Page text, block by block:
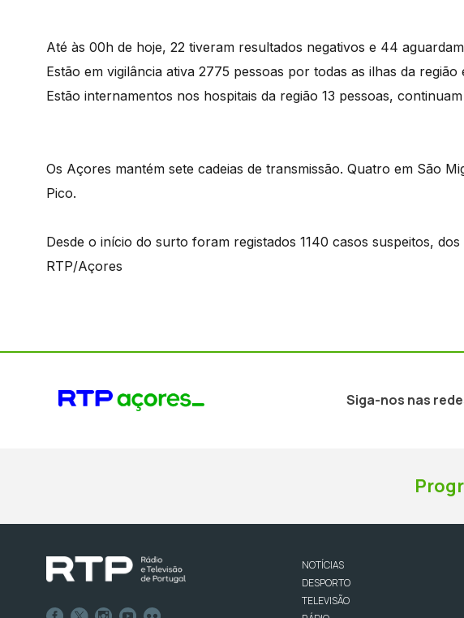
Até às 00h de hoje, 22 tiveram resultados negativos e 44
Estão em vigilância ativa 2775 pessoas por todas as ilhas da região
Estão internamentos nos hospitais da região 13 pessoas,
Os Açores mantém sete cadeias de transmissão. Quatro em São
Pico.
Desde o início do surto foram registados 1140 casos suspeitos,
RTP/Açores
Siga-nos nas
NOTÍCIAS
DESPORTO
TELEVISÃO